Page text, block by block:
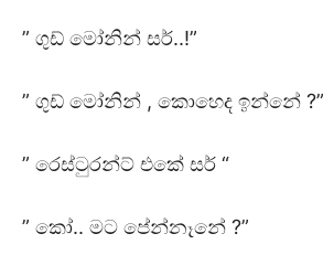
” ගුඩ් මෝනින් සර්..!”
” ගුඩ් මෝනින් , කොහෙද ඉන්නේ ?”
” රෙස්ටුරන්ට් එකේ සර් “
” කෝ.. මට පේන්නෑනේ ?”